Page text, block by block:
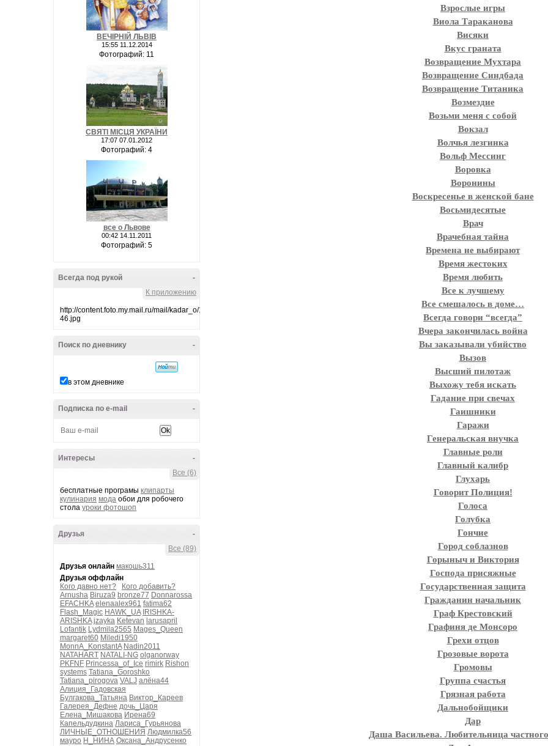
ВЕЧІРНІЙ ЛЬВІВ
15:55 11.12.2014
Фотографий: 11
СВЯТІ МІСЦЯ УКРАЇНИ
17:07 07.01.2012
Фотографий: 4
все о Львове
00:42 14.11.2011
Фотографий: 5
-
Всегда под рукой
К приложению
http://content.foto.my.mail.ru/mail/kadar_o/10/i-
46.jpg
-
Поиск по дневнику
в этом дневнике
-
Подписка по e-mail
-
Интересы
Все (6)
бесплатные програмы клипарты
кулинария мода обои для робочего
стола уроки фотошоп
-
Друзья
Все (89)
Друзья онлайн макошь311
Друзья оффлайн
Кого давно нет?
Кого добавить?
Arnusha Biruza9 bronze77 Donnarossa
EFACHKA elenaalex961 fatima62
Flash_Magic HAWK_UA IRISHKA-
ARISHKA jzayka Ketevan larusapril
Lofantik Lydmila2565 Mages_Queen
margaret60 Miledi1950
MonnA_KonstantA Nadin2011
NATAHART NATALI-NG olganorway
PKFNF Princessa_of_Ice rimirk Rishon
systems Tatiana_Goroshko
Tatiana_pirogova VALJ алёна44
Алиция_Гадовская
Булгакова_Татьяна Виктор_Кареев
Галерея_Дефне дочь_Царя
Елена_Мишакова Ирена69
Капельдудкина Лариса_Гурьянова
ЛИЧНЫЕ_ОТНОШЕНИЯ Людмилка56
мауро Н_НИНА Оксана_Андрусенко
Взрослые игры
Виола Тараканова
Висяки
Вкус граната
Возвращение Мухтара
Возвращение Синдбада
Возвращение Титаника
Возмездие
Возьми меня с собой
Вокзал
Волчья лезгинка
Вольф Мессинг
Воровка
Воронины
Воскресенье в женской бане
Восьмидесятые
Врач
Врачебная тайна
Времена не выбирают
Время жестоких
Время любить
Все к лучшему
Все смешалось в доме…
Всегда говори “всегда”
Вчера закончилась война
Вы заказывали убийство
Вызов
Высший пилотаж
Выхожу тебя искать
Гадание при свечах
Гаишники
Гаражи
Генеральская внучка
Главные роли
Главный калибр
Глухарь
Говорит Полиция!
Голоса
Голубка
Гончие
Город соблазнов
Горыныч и Виктория
Господа присяжные
Государственная защита
Гражданин начальник
Граф Крестовский
Графиня де Монсоро
Грехи отцов
Грозовые ворота
Громовы
Группа счастья
Грязная работа
Дальнобойщики
Дар
Даша Васильева. Любительница